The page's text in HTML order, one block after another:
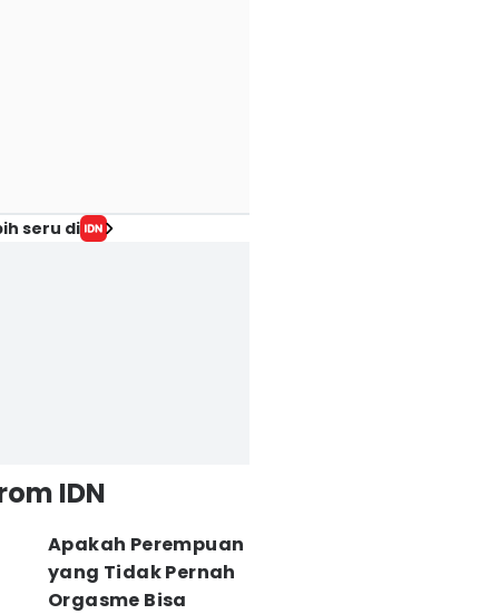
seru di
IDN
Apakah Perempuan
yang Tidak Pernah
Orgasme Bisa